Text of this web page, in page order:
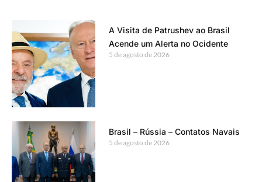
A Visita de Patrushev ao Brasil
Acende um Alerta no Ocidente
5 de agosto de 2026
Brasil – Rússia – Contatos Navais
5 de agosto de 2026